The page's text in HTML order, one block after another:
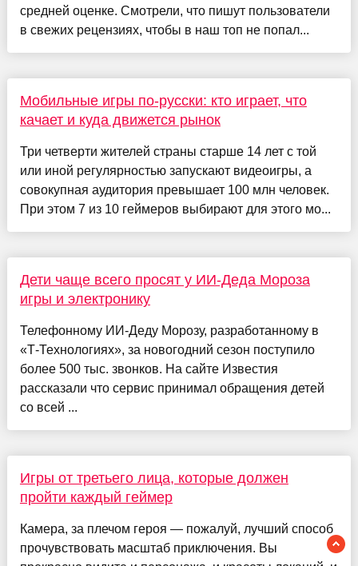
средней оценке. Смотрели, что пишут пользователи
в свежих рецензиях, чтобы в наш топ не попал...
Мобильные игры по-русски: кто играет, что
качает и куда движется рынок
Три четверти жителей страны старше 14 лет с той
или иной регулярностью запускают видеоигры, а
совокупная аудитория превышает 100 млн человек.
При этом 7 из 10 геймеров выбирают для этого мо...
Дети чаще всего просят у ИИ-Деда Мороза
игры и электронику
Телефонному ИИ-Деду Морозу, разработанному в
«Т-Технологиях», за новогодний сезон поступило
более 500 тыс. звонков. На сайте Известия
рассказали что сервис принимал обращения детей
со всей ...
Игры от третьего лица, которые должен
пройти каждый геймер
Камера, за плечом героя — пожалуй, лучший способ
прочувствовать масштаб приключения. Вы